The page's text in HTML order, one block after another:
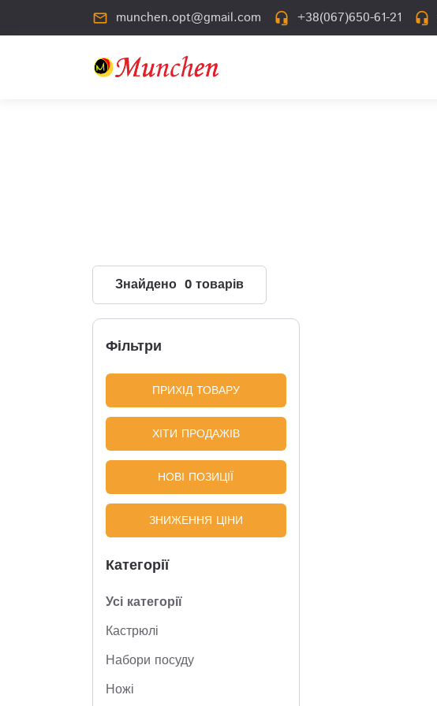
mail_outline munchen.opt@gmail.com headset_mic +38(067)650-61-21 headset_mic
Знайдено 0 товарів
Фільтри
ПРИХІД ТОВАРУ
ХІТИ ПРОДАЖІВ
НОВІ ПОЗИЦІЇ
ЗНИЖЕННЯ ЦІНИ
Категорії
Усі категорії
Кастрюлі
Набори посуду
Ножі